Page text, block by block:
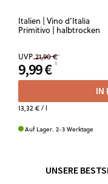
Italien | Vino d’Italia
Primitivo | halbtrocken
UVP 21,90 €
9,99 €
IN
13,32 €/ l
Auf Lager. 2-3 Werktage
UNSERE